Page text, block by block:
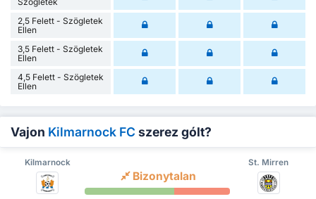
2,5 Felett - Szögletek
Ellen
3,5 Felett - Szögletek
Ellen
4,5 Felett - Szögletek
Ellen
Vajon Kilmarnock FC szerez gólt?
Kilmarnock St. Mirren
Bizonytalan